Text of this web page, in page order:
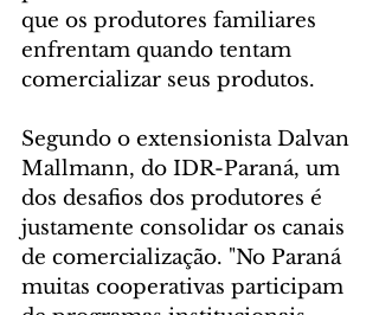
que os produtores familiares
enfrentam quando tentam
comercializar seus produtos.
Segundo o extensionista Dalvan
Mallmann, do IDR-Paraná, um
dos desafios dos produtores é
justamente consolidar os canais
de comercialização. "No Paraná
muitas cooperativas participam